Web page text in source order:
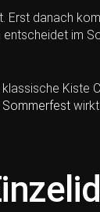
Erst danach
entscheidet im
Kiste
Sommerfestwirkt